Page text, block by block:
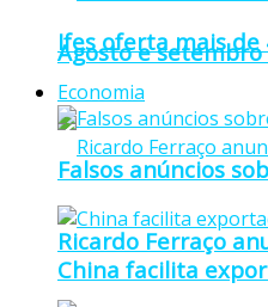
Agosto e
Ricardo Ferraço
Ifes oferta mais de
Economia
Falsos anúncios
China facilita